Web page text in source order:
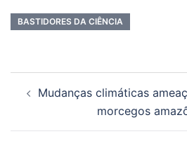
BASTIDORES DA CIÊNCIA
Mudanças climáticas
morcegos